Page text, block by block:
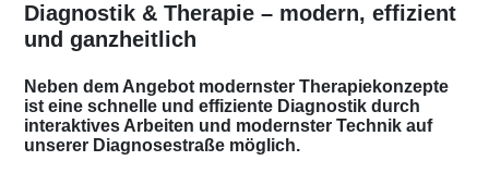
Diagnostik & Therapie – modern, effizient
und ganzheitlich
Neben dem Angebot modernster Therapiekonzepte
ist eine schnelle und effiziente Diagnostik durch
interaktives Arbeiten und modernster Technik auf
unserer Diagnosestraße möglich.